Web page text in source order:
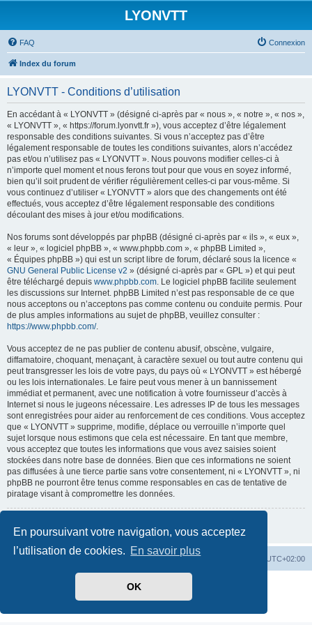
En poursuivant votre navigation, vous acceptez
l’utilisation de cookies. En savoir plus
OK
LYONVTT
FAQ Connexion
Index du forum
LYONVTT - Conditions d’utilisation
En accédant à « LYONVTT » (désigné ci-après par « nous », « notre », « nos »,
« LYONVTT », « https://forum.lyonvtt.fr »), vous acceptez d’être légalement
responsable des conditions suivantes. Si vous n’acceptez pas d’être
légalement responsable de toutes les conditions suivantes, alors n’accédez
pas et/ou n’utilisez pas « LYONVTT ». Nous pouvons modifier celles-ci à
n’importe quel moment et nous ferons tout pour que vous en soyez informé,
bien qu’il soit prudent de vérifier régulièrement celles-ci par vous-même. Si
vous continuez d’utiliser « LYONVTT » alors que des changements ont été
effectués, vous acceptez d’être légalement responsable des conditions
découlant des mises à jour et/ou modifications.
Nos forums sont développés par phpBB (désigné ci-après par « ils », « eux »,
« leur », « logiciel phpBB », « www.phpbb.com », « phpBB Limited »,
« Équipes phpBB ») qui est un script libre de forum, déclaré sous la licence «
GNU General Public License v2 » (désigné ci-après par « GPL ») et qui peut
être téléchargé depuis www.phpbb.com. Le logiciel phpBB facilite seulement
les discussions sur Internet. phpBB Limited n’est pas responsable de ce que
nous acceptons ou n’acceptons pas comme contenu ou conduite permis. Pour
de plus amples informations au sujet de phpBB, veuillez consulter :
https://www.phpbb.com/.
Vous acceptez de ne pas publier de contenu abusif, obscène, vulgaire,
diffamatoire, choquant, menaçant, à caractère sexuel ou tout autre contenu qui
peut transgresser les lois de votre pays, du pays où « LYONVTT » est hébergé
ou les lois internationales. Le faire peut vous mener à un bannissement
immédiat et permanent, avec une notification à votre fournisseur d’accès à
Internet si nous le jugeons nécessaire. Les adresses IP de tous les messages
sont enregistrées pour aider au renforcement de ces conditions. Vous acceptez
que « LYONVTT » supprime, modifie, déplace ou verrouille n’importe quel
sujet lorsque nous estimons que cela est nécessaire. En tant que membre,
vous acceptez que toutes les informations que vous avez saisies soient
stockées dans notre base de données. Bien que ces informations ne soient
pas diffusées à une tierce partie sans votre consentement, ni « LYONVTT », ni
phpBB ne pourront être tenus comme responsables en cas de tentative de
piratage visant à compromettre les données.
UTC+02:00
phpBB® Forum Software © phpBB Limited